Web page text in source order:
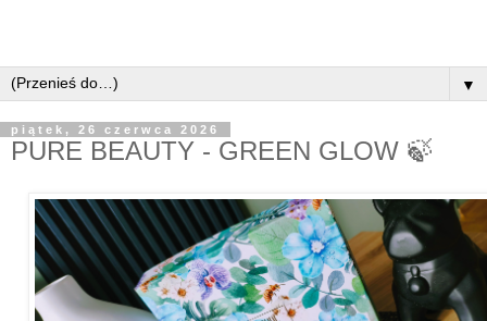
▼
piątek, 26 czerwca 2026
PURE BEAUTY - GREEN GLOW 🍃